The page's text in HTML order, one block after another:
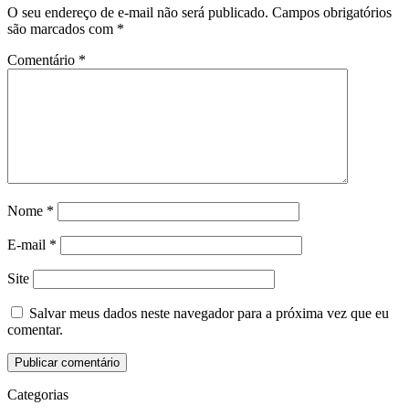
O seu endereço de e-mail não será publicado. Campos obrigatórios
são marcados com *
Comentário *
Nome *
E-mail *
Site
Salvar meus dados neste navegador para a próxima vez que eu
comentar.
Categorias